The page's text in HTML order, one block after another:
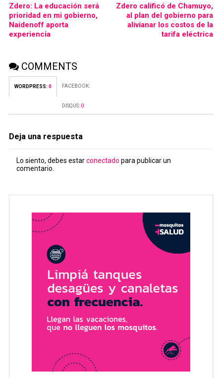
Zdero: La educación será
prioridad en mi gobierno,
Naidenoff aporta
experiencia
Zdero calificó de Chamuyo,
al plan del gobierno para
alivianar los costos de la
tarifa eléctrica
COMMENTS
WORDPRESS: 0 FACEBOOK:
DISQUS: 0
Deja una respuesta
Lo siento, debes estarconectado para publicar un
comentario.